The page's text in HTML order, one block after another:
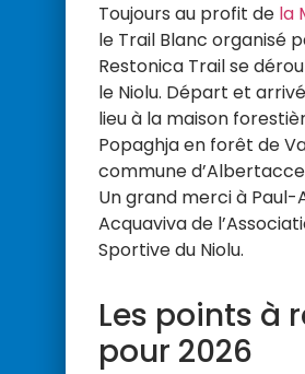
Toujours au profit de la
le Trail Blanc organisé
Restonica Trail se
le Niolu. Départ et
lieu à la maison
Popaghja en forêt de
commune
Un grand merci à Paul-
Acquaviva de
Sportive du Niolu.
Les points à
pour 2026